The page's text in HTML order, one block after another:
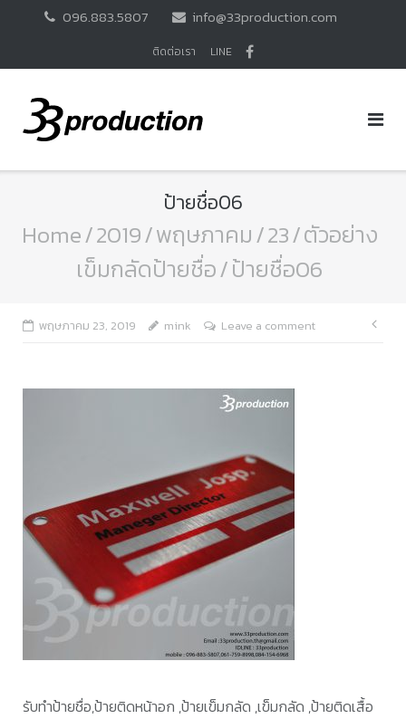
096.883.5807 info@33production.com
ติดต่อเรา LINE
ป้ายชื่อ06
Home/2019/พฤษภาคม/23/ตัวอย่าง
เข็มกลัดป้ายชื่อ/ป้ายชื่อ06
พฤษภาคม 23, 2019 mink Leave a comment
แน
รับทำป้ายชื่อ,ป้ายติดหน้าอก ,ป้ายเข็มกลัด ,เข็มกลัด ,ป้ายติดเสื้อ